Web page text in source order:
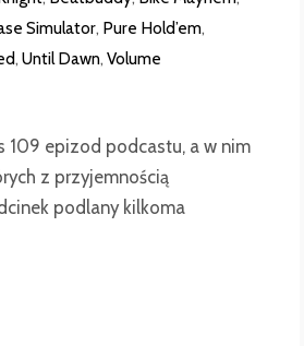
Simulator, Pure Hold’em,
, Until Dawn, Volume
109 epizod podcastu, a w nim
z przyjemnością
podlany kilkoma